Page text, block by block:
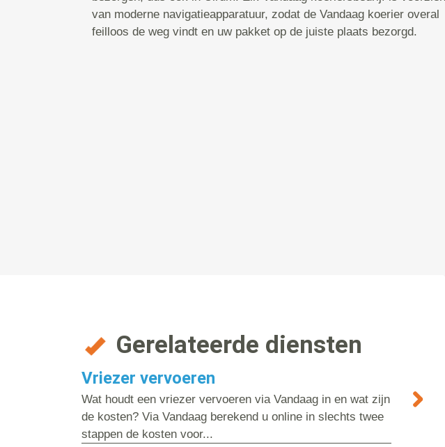
van moderne navigatieapparatuur, zodat de Vandaag koerier overal
feilloos de weg vindt en uw pakket op de juiste plaats bezorgd.
Gerelateerde diensten
Vriezer vervoeren
Wat houdt een vriezer vervoeren via Vandaag in en wat zijn
de kosten? Via Vandaag berekend u online in slechts twee
stappen de kosten voor...